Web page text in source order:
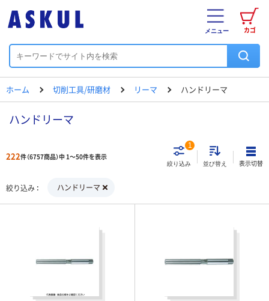
カゴ
メニュー
ホーム 切削工具/研磨材 リーマ ハンドリーマ
ハンドリーマ
222件（6757商品）中 1～50件を表示
絞り込み
1
並び替え 表示切替
絞り込み ハンドリーマ